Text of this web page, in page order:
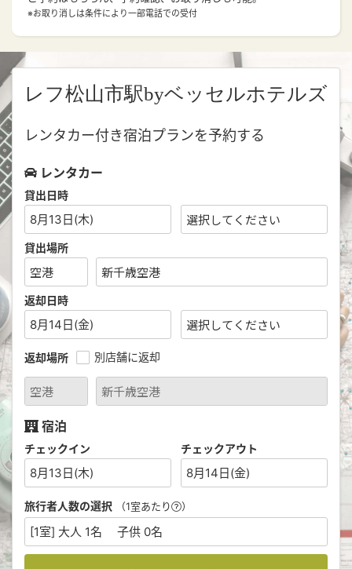
※お取り消しは条件により一部電話での受付
レフ松山市駅byベッセルホテルズ
レンタカー付き宿泊プランを予約する
レンタカー
貸出日時
8月13日(木)
貸出場所
返却日時
8月14日(金)
返却場所 別店舗に返却
宿泊
チェックイン
8月13日(木)
チェックアウト
8月14日(金)
旅行者人数の選択 （1室あたり ）
[1室] 大人 1名 子供 0名